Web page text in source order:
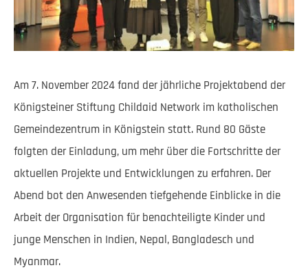
Am 7. November 2024 fand der jährliche Projektabend der
Königsteiner Stiftung Childaid Network im katholischen
Gemeindezentrum in Königstein statt. Rund 80 Gäste
folgten der Einladung, um mehr über die Fortschritte der
aktuellen Projekte und Entwicklungen zu erfahren. Der
Abend bot den Anwesenden tiefgehende Einblicke in die
Arbeit der Organisation für benachteiligte Kinder und
junge Menschen in Indien, Nepal, Bangladesch und
Myanmar.